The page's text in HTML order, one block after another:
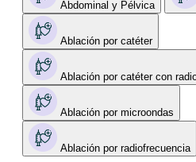
Abdominal y Pélvica
Ablación por catéter
Ablación por catéter con
Ablación por microondas
Ablación por radiofrecuencia